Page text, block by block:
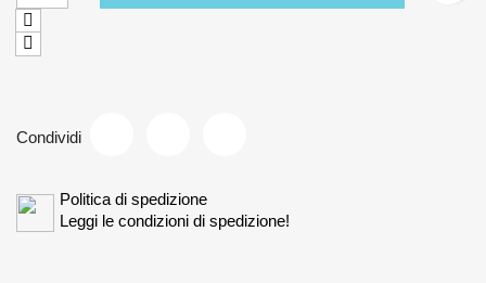
Condividi
Politica di spedizione
Leggi le condizioni di spedizione!